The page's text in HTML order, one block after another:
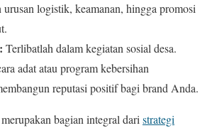
urusan logistik, keamanan, hingga promosi
Terlibatlah dalam kegiatan sosial desa.
adat atau program kebersihan
reputasi positif bagi brand Anda.
bagian integral dari strategi